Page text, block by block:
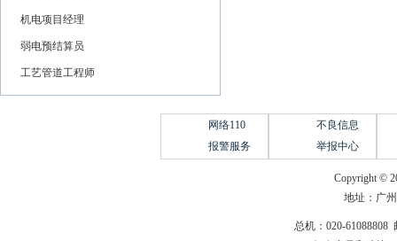
机电项目经理
弱电预结算员
工艺管道工程师
网络110
报警服务
不良信息
举报中心
Copyright ©
地址：广
总机：020-61088808